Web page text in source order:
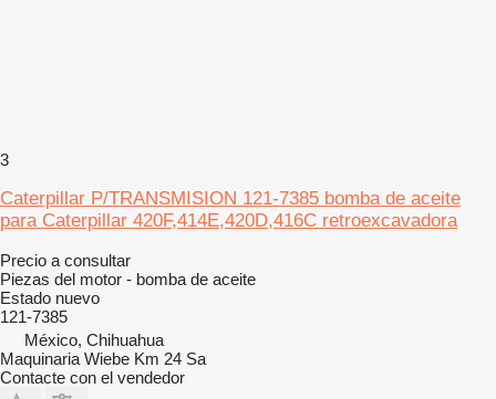
3
Caterpillar P/TRANSMISION 121-7385 bomba de aceite
para Caterpillar 420F,414E,420D,416C retroexcavadora
Precio a consultar
Piezas del motor - bomba de aceite
Estado nuevo
121-7385
México, Chihuahua
Maquinaria Wiebe Km 24 Sa
Contacte con el vendedor